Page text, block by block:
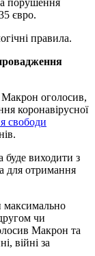
євро.
правила.
оголосив,
коронавірусної
свободи
виходити з
для отримання
максимально
чи
Макрон та
війні за